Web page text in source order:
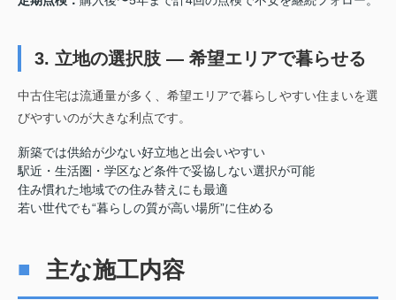
3. 立地の選択肢 ― 希望エリアで暮らせる
中古住宅は流通量が多く、希望エリアで暮らしやすい住まいを選
びやすいのが大きな利点です。
新築では供給が少ない好立地と出会いやすい
駅近・生活圏・学区など条件で妥協しない選択が可能
住み慣れた地域での住み替えにも最適
若い世代でも“暮らしの質が高い場所”に住める
主な施工内容